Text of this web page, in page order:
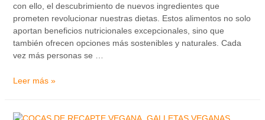
con ello, el descubrimiento de nuevos ingredientes que
prometen revolucionar nuestras dietas. Estos alimentos no solo
aportan beneficios nutricionales excepcionales, sino que
también ofrecen opciones más sostenibles y naturales. Cada
vez más personas se …
Leer más »